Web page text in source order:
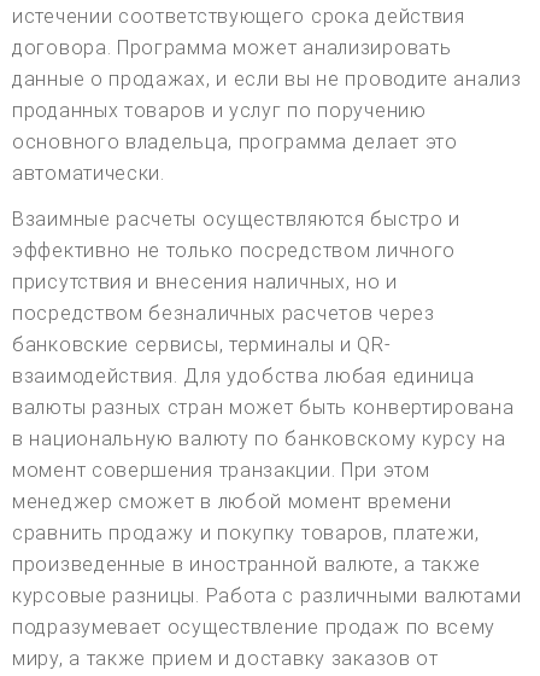
истечении соответствующего срока действия
договора. Программа может анализировать
данные о продажах, и если вы не проводите анализ
проданных товаров и услуг по поручению
основного владельца, программа делает это
автоматически.
Взаимные расчеты осуществляются быстро и
эффективно не только посредством личного
присутствия и внесения наличных, но и
посредством безналичных расчетов через
банковские сервисы, терминалы и QR-
взаимодействия. Для удобства любая единица
валюты разных стран может быть конвертирована
в национальную валюту по банковскому курсу на
момент совершения транзакции. При этом
менеджер сможет в любой момент времени
сравнить продажу и покупку товаров, платежи,
произведенные в иностранной валюте, а также
курсовые разницы. Работа с различными валютами
подразумевает осуществление продаж по всему
миру, а также прием и доставку заказов от